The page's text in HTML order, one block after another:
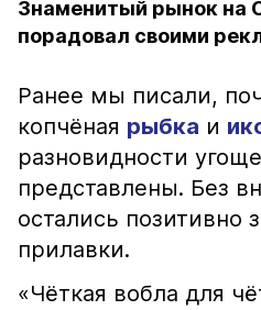
Знаменитый рынок на
порадовал своими
Ранее мы писали,
копчёная рыбка и
разновидности
представлены. Без
остались позитивно
прилавки.
«Чёткая вобла для